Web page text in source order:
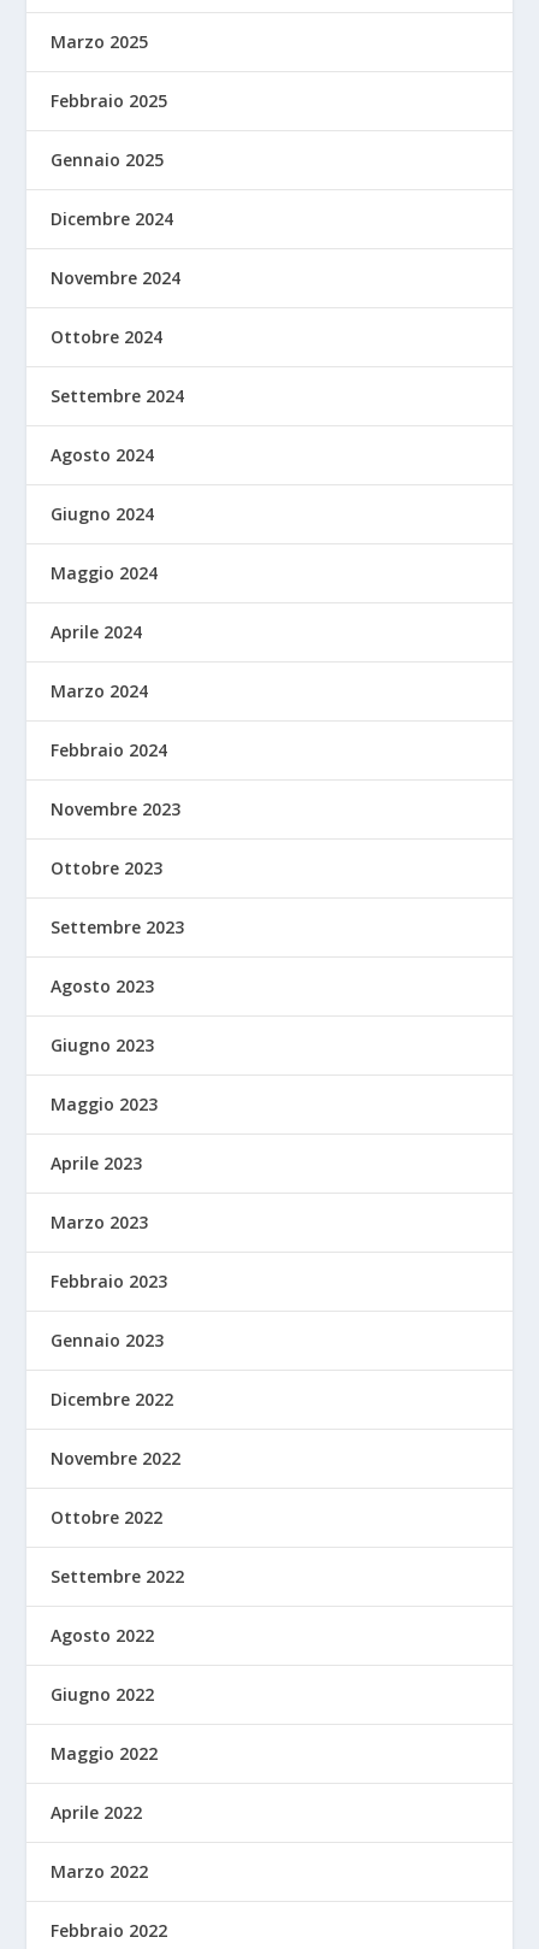
Marzo 2025
Febbraio 2025
Gennaio 2025
Dicembre 2024
Novembre 2024
Ottobre 2024
Settembre 2024
Agosto 2024
Giugno 2024
Maggio 2024
Aprile 2024
Marzo 2024
Febbraio 2024
Novembre 2023
Ottobre 2023
Settembre 2023
Agosto 2023
Giugno 2023
Maggio 2023
Aprile 2023
Marzo 2023
Febbraio 2023
Gennaio 2023
Dicembre 2022
Novembre 2022
Ottobre 2022
Settembre 2022
Agosto 2022
Giugno 2022
Maggio 2022
Aprile 2022
Marzo 2022
Febbraio 2022